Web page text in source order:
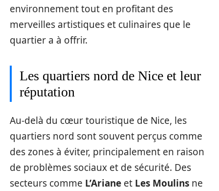
environnement tout en profitant des
merveilles artistiques et culinaires que le
quartier a à offrir.
Les quartiers nord de Nice et leur
réputation
Au-delà du cœur touristique de Nice, les
quartiers nord sont souvent perçus comme
des zones à éviter, principalement en raison
de problèmes sociaux et de sécurité. Des
secteurs comme L’Ariane et Les Moulins ne